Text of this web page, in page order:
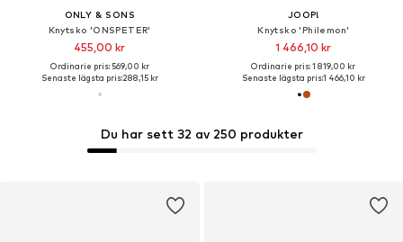
ONLY & SONS
Knytsko 'ONSPETER'
455,00 kr
Ordinarie pris: 569,00 kr
Senaste lägsta pris:288,15 kr
JOOP!
Knytsko 'Philemon'
1 466,10 kr
Ordinarie pris: 1 819,00 kr
Senaste lägsta pris:1 466,10 kr
Du har sett 32 av 250 produkter